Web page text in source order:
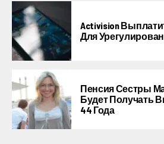
Activision
Для
Пенсия Сестры
Будет Получать
44 Года